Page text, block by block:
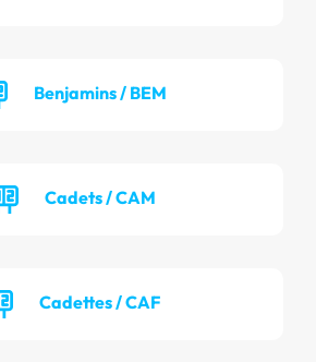
Benjamins / BEM
Cadets / CAM
Cadettes / CAF